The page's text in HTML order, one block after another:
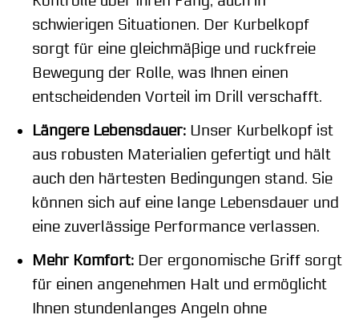
schwierigen Situationen. Der Kurbelkopf
sorgt für eine gleichmäßige und ruckfreie
Bewegung der Rolle, was Ihnen einen
entscheidenden Vorteil im Drill verschafft.
Längere Lebensdauer:Unser Kurbelkopf ist
aus robusten Materialien gefertigt und hält
auch den härtesten Bedingungen stand. Sie
können sich auf eine lange Lebensdauer und
eine zuverlässige Performance verlassen.
Mehr Komfort:Der ergonomische Griff sorgt
für einen angenehmen Halt und ermöglicht
Ihnen stundenlanges Angeln ohne